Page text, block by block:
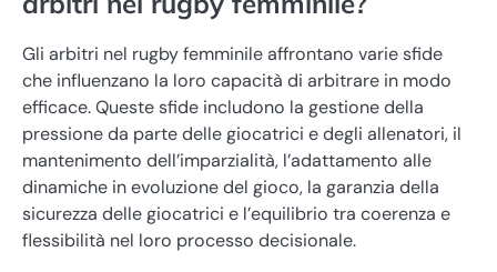
Gli arbitri nel rugby femminile affrontano varie sfide
che influenzano la loro capacità di arbitrare in modo
efficace. Queste sfide includono la gestione della
pressione da parte delle giocatrici e degli allenatori, il
mantenimento dell’imparzialità, l’adattamento alle
dinamiche in evoluzione del gioco, la garanzia della
sicurezza delle giocatrici e l’equilibrio tra coerenza e
flessibilità nel loro processo decisionale.